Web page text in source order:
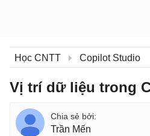
Học CNTT Copilot Studio
Vị trí dữ liệu trong
Trần Mến